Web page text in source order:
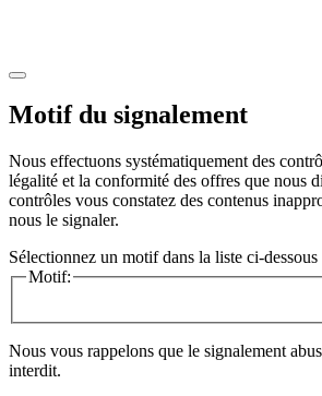
Motif du signalement
Nous effectuons systématiquement des
légalité et la conformité des offres que nous
contrôles vous constatez des contenus
nous le signaler.
Sélectionnez un motif dans la liste ci-dessous
Motif:
Nous vous rappelons que le signalement
interdit.